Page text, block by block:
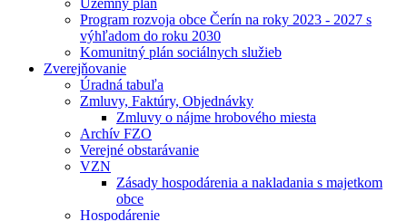
Územný plán
Program rozvoja obce Čerín na roky 2023 - 2027 s
výhľadom do roku 2030
Komunitný plán sociálnych služieb
Zverejňovanie
Úradná tabuľa
Zmluvy, Faktúry, Objednávky
Zmluvy o nájme hrobového miesta
Archív FZO
Verejné obstarávanie
VZN
Zásady hospodárenia a nakladania s majetkom
obce
Hospodárenie